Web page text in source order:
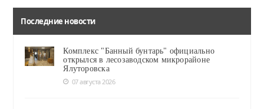
Последние новости
Комплекс "Банный бунтарь" официально
открылся в лесозаводском микрорайоне
Ялуторовска
07 августа 2026